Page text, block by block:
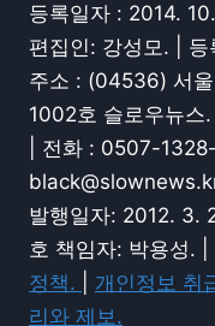
등록일자 : 2014.
편집인: 강성모. |
주소 : (04536) 서
1002호 슬로우뉴
| 전화 : 0507-
발행일자: 2012. 3.
호 책임자: 박용성. |
정책.
개인정보 취
리와 제보.